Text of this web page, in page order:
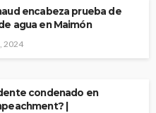
encabeza prueba de
agua en Maimón
2024
condenado en
|